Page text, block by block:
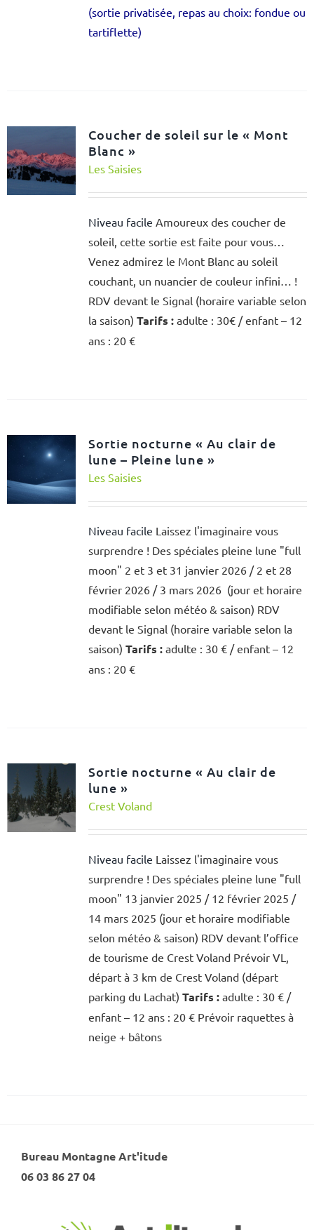
(sortie privatisée, repas au choix: fondue ou
tartiflette)
Coucher de soleil sur le « Mont
Blanc »
Les Saisies
Niveau facile Amoureux des coucher de
soleil, cette sortie est faite pour vous…
Venez admirez le Mont Blanc au soleil
couchant, un nuancier de couleur infini… !
RDV devant le Signal (horaire variable selon
la saison) Tarifs :adulte : 30€ / enfant – 12
ans : 20 €
Sortie nocturne « Au clair de
lune – Pleine lune »
Les Saisies
Niveau facile Laissez l'imaginaire vous
surprendre ! Des spéciales pleine lune "full
moon" 2 et 3 et 31 janvier 2026 / 2 et 28
février 2026 / 3 mars 2026 (jour et horaire
modifiable selon météo & saison) RDV
devant le Signal (horaire variable selon la
saison) Tarifs :adulte : 30 € / enfant – 12
ans : 20 €
Sortie nocturne « Au clair de
lune »
Crest Voland
Niveau facile Laissez l'imaginaire vous
surprendre ! Des spéciales pleine lune "full
moon" 13 janvier 2025 / 12 février 2025 /
14 mars 2025 (jour et horaire modifiable
selon météo & saison) RDV devant l’office
de tourisme de Crest Voland Prévoir VL,
départ à 3 km de Crest Voland (départ
parking du Lachat) Tarifs :adulte : 30 € /
enfant – 12 ans : 20 € Prévoir raquettes à
neige + bâtons
Bureau Montagne Art'itude
06 03 86 27 04